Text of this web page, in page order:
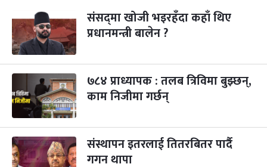
३
मंगल
महानवमी
कार्तिक ३, २०८३-Oct 20, 2026
२ महिना बाँकी
४
बुध कार्तिक ४, २०८३
५
बिहि
पापा‌ङ्कुशा एकादशी व्रत
कार्तिक ५, २०८३
२२
आइत
कुकुर तिहार
कार्तिक २२, २०८३-Nov 8, 2026
३ महिना बाँकी
संसद्‌मा खोजी भइरहँदा कहाँ थिए
प्रधानमन्त्री बालेन ?
७८४ प्राध्यापक : तलब त्रिविमा बुझ्छन्,
काम निजीमा गर्छन्
संस्थापन इतरलाई तितरबितर पार्दै
गगन थापा